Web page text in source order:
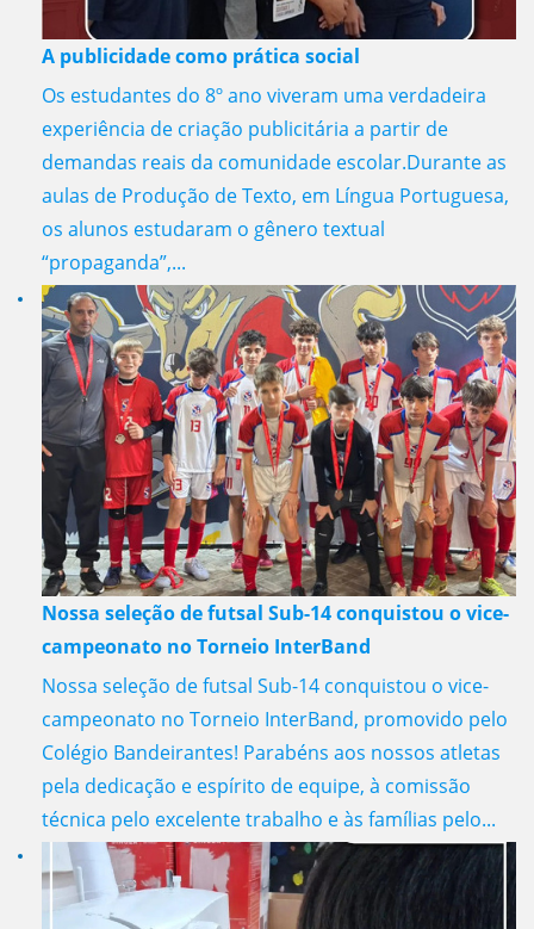
A publicidade como prática social
Os estudantes do 8º ano viveram uma verdadeira
experiência de criação publicitária a partir de
demandas reais da comunidade escolar.Durante as
aulas de Produção de Texto, em Língua Portuguesa,
os alunos estudaram o gênero textual
“propaganda”,...
Nossa seleção de futsal Sub-14 conquistou o vice-
campeonato no Torneio InterBand
Nossa seleção de futsal Sub-14 conquistou o vice-
campeonato no Torneio InterBand, promovido pelo
Colégio Bandeirantes! Parabéns aos nossos atletas
pela dedicação e espírito de equipe, à comissão
técnica pelo excelente trabalho e às famílias pelo...